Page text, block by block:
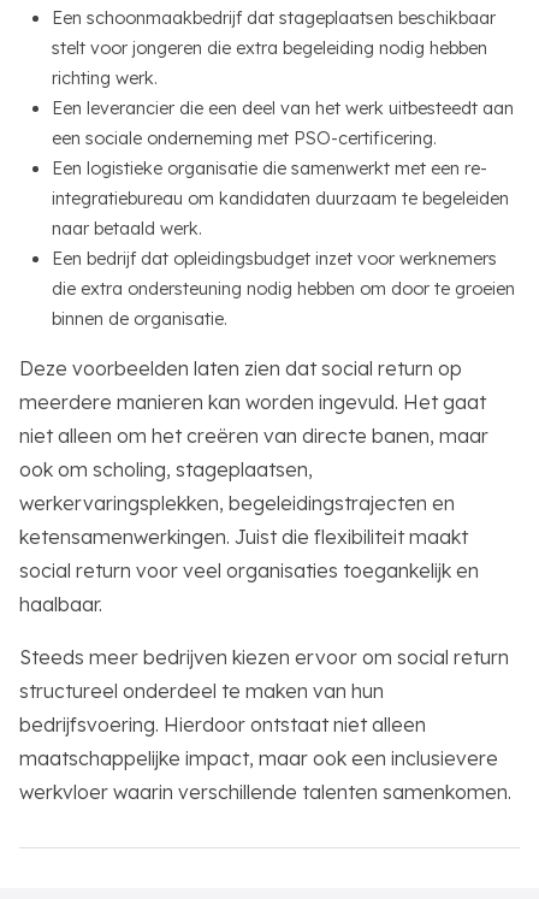
Een schoonmaakbedrijf dat stageplaatsen beschikbaar
stelt voor jongeren die extra begeleiding nodig hebben
richting werk.
Een leverancier die een deel van het werk uitbesteedt aan
een sociale onderneming met PSO-certificering.
Een logistieke organisatie die samenwerkt met een re-
integratiebureau om kandidaten duurzaam te begeleiden
naar betaald werk.
Een bedrijf dat opleidingsbudget inzet voor werknemers
die extra ondersteuning nodig hebben om door te groeien
binnen de organisatie.
Deze voorbeelden laten zien dat social return op
meerdere manieren kan worden ingevuld. Het gaat
niet alleen om het creëren van directe banen, maar
ook om scholing, stageplaatsen,
werkervaringsplekken, begeleidingstrajecten en
ketensamenwerkingen. Juist die flexibiliteit maakt
social return voor veel organisaties toegankelijk en
haalbaar.
Steeds meer bedrijven kiezen ervoor om social return
structureel onderdeel te maken van hun
bedrijfsvoering. Hierdoor ontstaat niet alleen
maatschappelijke impact, maar ook een inclusievere
werkvloer waarin verschillende talenten samenkomen.